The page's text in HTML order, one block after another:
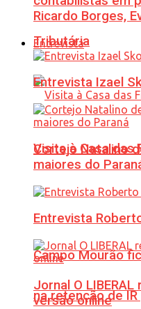
Tributária
Visita à Casa das
Campo Mourão
na retenção de
Ricardo Borges,
Entrevista
Entrevista Izael
Cortejo Natalino
maiores do
Entrevista
Jornal O
versão online